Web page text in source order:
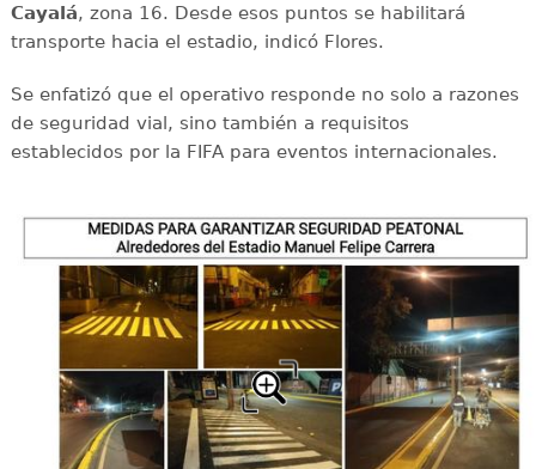
Cayalá, zona 16. Desde esos puntos se habilitará
transporte hacia el estadio, indicó Flores.
Se enfatizó que el operativo responde no solo a razones
de seguridad vial, sino también a requisitos
establecidos por la FIFA para eventos internacionales.